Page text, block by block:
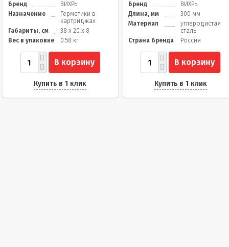
Бренд
ВИХРЬ
Назначение
Герметики в
картриджах
Габариты, см
38 x 20 x 8
Вес в упаковке
0.58 кг
В корзину
Купить в 1 клик
Бренд
ВИХРЬ
Длина, мм
300 мм
Материал
углеродистая
сталь
Страна бренда
Россия
В корзину
Купить в 1 клик